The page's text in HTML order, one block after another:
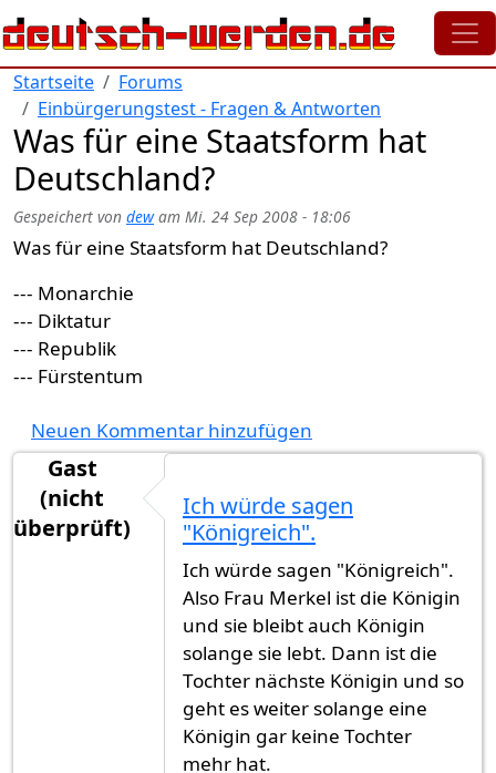
Direkt zum Inhalt
Startseite
Forums
Einbürgerungstest - Fragen & Antworten
Was für eine Staatsform hat
Deutschland?
Gespeichert von dewam Mi. 24 Sep 2008 - 18:06
Was für eine Staatsform hat Deutschland?
--- Monarchie
--- Diktatur
--- Republik
--- Fürstentum
Neuen Kommentar hinzufügen
Gast
(nicht
überprüft)
Ich würde sagen
"Königreich".
Ich würde sagen "Königreich".
Also Frau Merkel ist die Königin
und sie bleibt auch Königin
solange sie lebt. Dann ist die
Tochter nächste Königin und so
geht es weiter solange eine
Königin gar keine Tochter
mehr hat.